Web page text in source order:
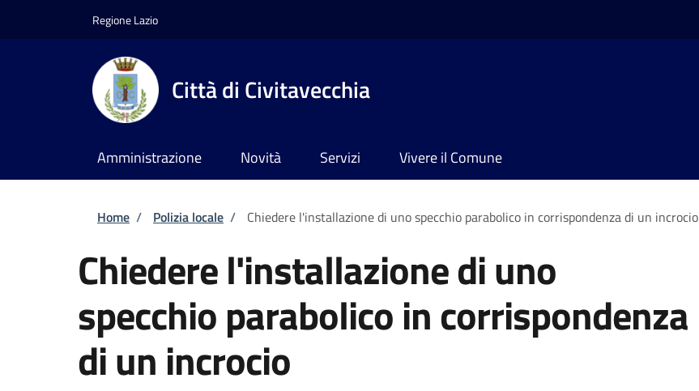
Regione Lazio
Città di Civitavecchia
Amministrazione Novità Servizi Vivere il Comune
Briciole di pane
Home / Polizia locale / Chiedere l'installazione di uno specchio parabolico in corrispondenza di un incrocio
Chiedere l'installazione di uno
specchio parabolico in corrispondenza
di un incrocio